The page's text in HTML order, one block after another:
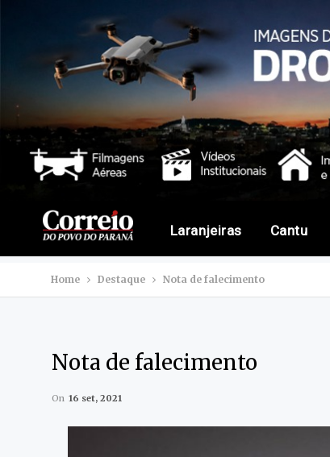
Laranjeiras Cantu
Home Destaque Nota de falecimento
Nota de falecimento
On 16 set, 2021